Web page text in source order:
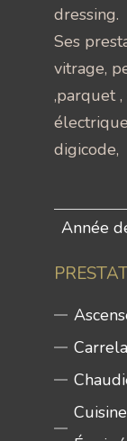
dressing.
Ses
vitrage,
,parquet
digicode,
Année
Cuisine